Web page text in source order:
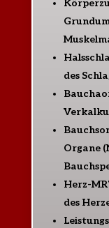
des
Organe
Herz-
des